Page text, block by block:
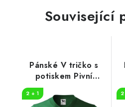
Související
Pánské V tričko s
potiskem Pivní
2 + 1